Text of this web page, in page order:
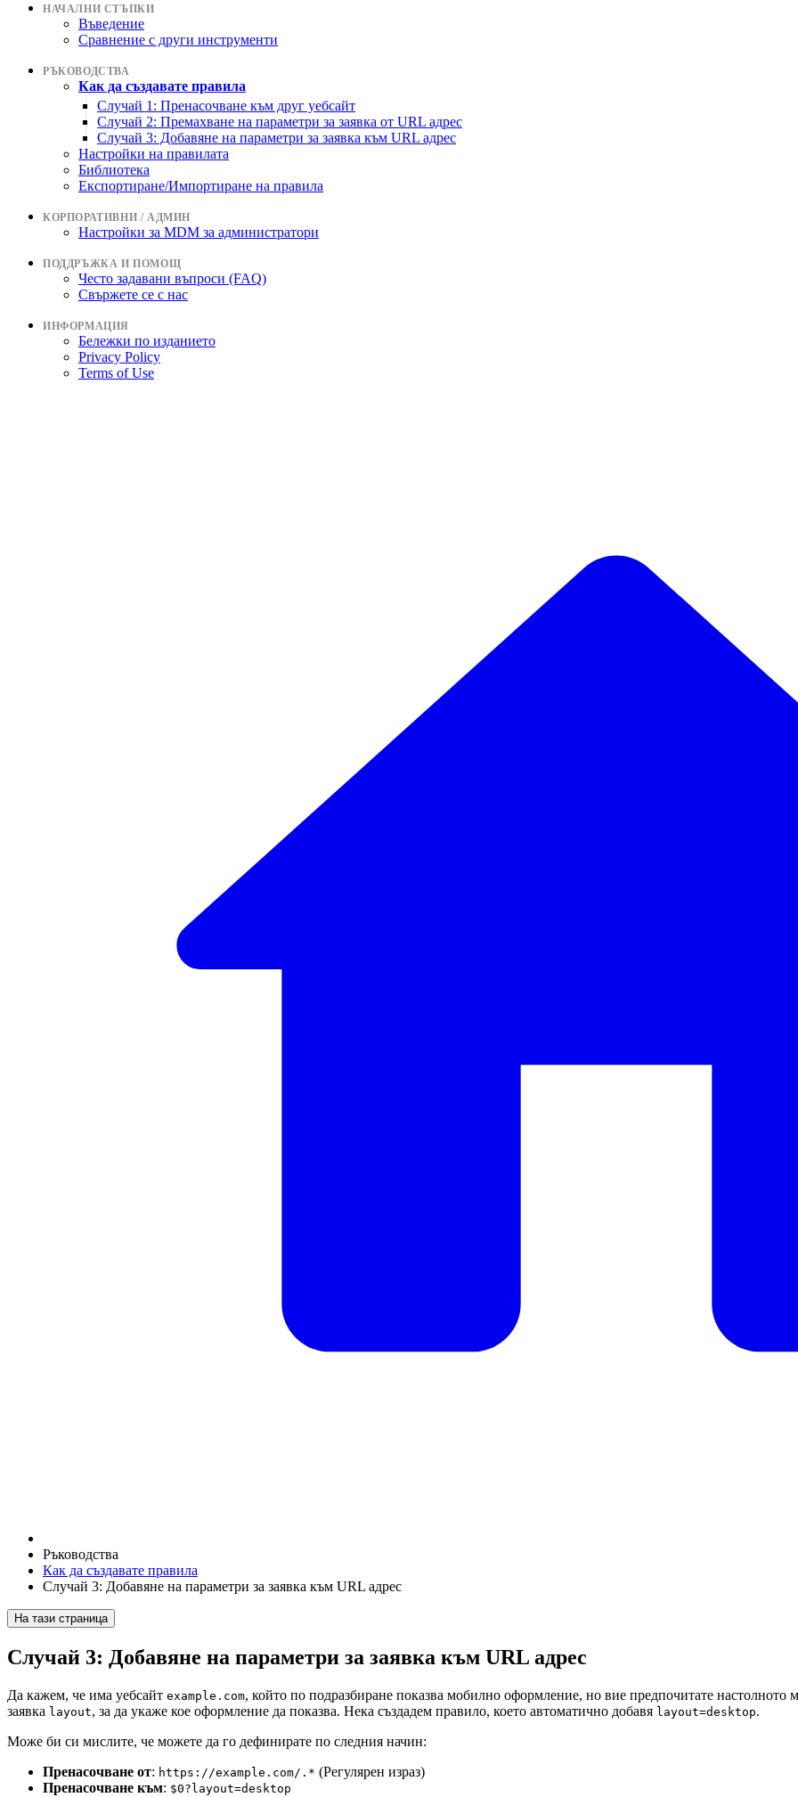
НАЧАЛНИ СТЪПКИ
Въведение
Сравнение с други инструменти
РЪКОВОДСТВА
Как да създавате правила
Случай 1: Пренасочване към друг уебсайт
Случай 2: Премахване на параметри за заявка от URL адрес
Случай 3: Добавяне на параметри за заявка към URL адрес
Настройки на правилата
Библиотека
Експортиране/Импортиране на правила
КОРПОРАТИВНИ / АДМИН
Настройки за MDM за администратори
ПОДДРЪЖКА И ПОМОЩ
Често задавани въпроси (FAQ)
Свържете се с нас
ИНФОРМАЦИЯ
Бележки по изданието
Privacy Policy
Terms of Use
Ръководства
Как да създавате правила
Случай 3: Добавяне на параметри за заявка към URL адрес
На тази страница
Случай 3: Добавяне на параметри за заявка към URL адрес
Да кажем, че има уебсайт example.com, който по подразбиране показва мобилно оформление, но вие предпочитате
заявка layout, за да укаже кое оформление да показва. Нека създадем правило, което автоматично добавя layout=desktop.
Може би си мислите, че можете да го дефинирате по следния начин:
Пренасочване от: https://example.com/.* (Регулярен израз)
Пренасочване към: $0?layout=desktop